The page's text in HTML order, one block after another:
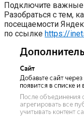
Подключите важные
Разобраться с тем,
посещаемости
по ссылке https://